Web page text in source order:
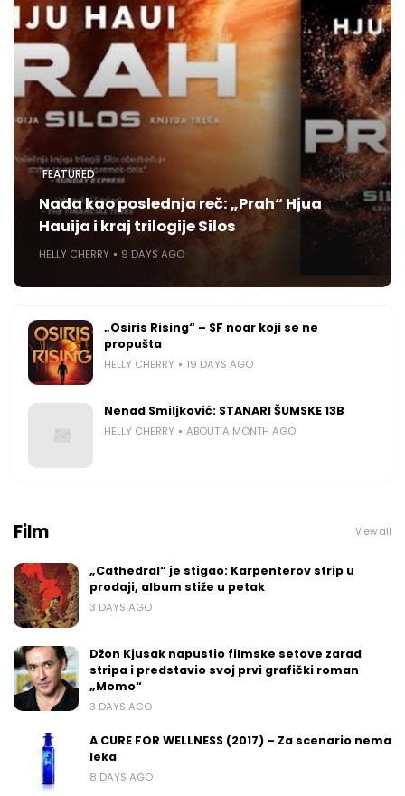
FEATURED
Nada kao poslednja reč: „Prah“ Hjua
Hauija i kraj trilogije Silos
HELLY CHERRY 9 DAYS AGO
„Osiris Rising“ – SF noar koji se ne
propušta
HELLY CHERRY 19 DAYS AGO
Nenad Smiljković: STANARI ŠUMSKE 13B
HELLY CHERRY ABOUT A MONTH AGO
Film View all
„Cathedral“ je stigao: Karpenterov strip u
prodaji, album stiže u petak
3 DAYS AGO
Džon Kjusak napustio filmske setove zarad
stripa i predstavio svoj prvi grafički roman
„Momo“
3 DAYS AGO
A CURE FOR WELLNESS (2017) – Za scenario nema
leka
8 DAYS AGO